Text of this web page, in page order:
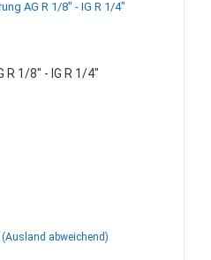
R 1/8" - IG R 1/4"
(Ausland abweichend)